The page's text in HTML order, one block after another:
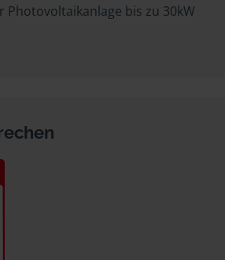
Photovoltaikanlage bis zu 30kW